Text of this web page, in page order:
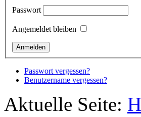
Passwort
Angemeldet bleiben
Passwort vergessen?
Benutzername vergessen?
Aktuelle Seite: